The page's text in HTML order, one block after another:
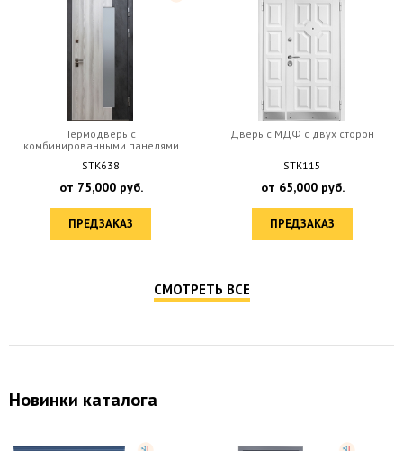
Термодверь с
комбинированными панелями
STK638
от 75,000руб.
ПРЕДЗАКАЗ
Дверь c МДФ с двух сторон
STK115
от 65,000руб.
ПРЕДЗАКАЗ
СМОТРЕТЬ ВСЕ
Новинки каталога